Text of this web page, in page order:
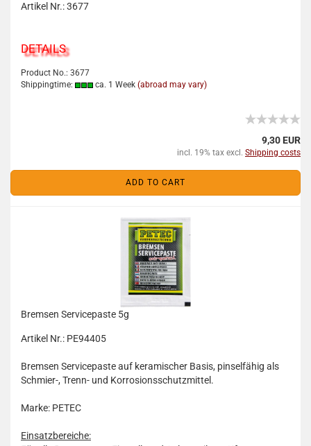
Artikel Nr.: 3677
DETAILS
Product No.: 3677
Shippingtime:
ca. 1 Week (abroad may vary)
9,30 EUR
incl. 19% tax excl. Shipping costs
ADD TO CART
Bremsen Servicepaste 5g
Artikel Nr.: PE94405
Bremsen Servicepaste auf keramischer Basis, pinselfähig als
Schmier-, Trenn- und Korrosionsschutzmittel.
Marke: PETEC
Einsatzbereiche: